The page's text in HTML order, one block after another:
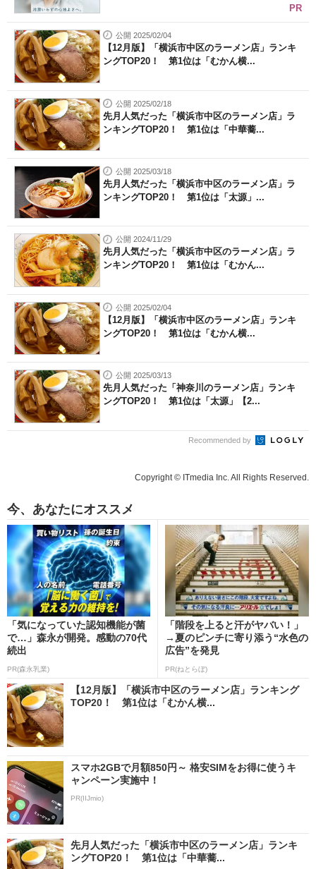
PR
公開 2025/02/04
【12月版】「横浜市中区のラーメン店」ランキ
ングTOP20！ 第1位は「むかん横...
公開 2025/02/18
先月人気だった「横浜市中区のラーメン店」ラ
ンキングTOP20！ 第1位は「中華蕎...
公開 2025/03/18
先月人気だった「横浜市中区のラーメン店」ラ
ンキングTOP20！ 第1位は「太源」...
公開 2024/11/29
先月人気だった「横浜市中区のラーメン店」ラ
ンキングTOP20！ 第1位は「むかん...
公開 2025/02/04
【12月版】「横浜市中区のラーメン店」ランキ
ングTOP20！ 第1位は「むかん横...
公開 2025/03/13
先月人気だった「神奈川のラーメン店」ランキ
ングTOP20！ 第1位は「太源」【2...
Recommended by
Copyright © ITmedia Inc. All Rights Reserved.
今、あなたにオススメ
「気になっていた認知機能が菌
で…」森永が開発。感動の70代
続出
PR(森永乳業)
「階段を上ると汗がヤバい！」
→夏のピンチに寄り添う“水色の
広告”を発見
PR(ねとらぼ)
【12月版】「横浜市中区のラーメン店」ランキング
TOP20！ 第1位は「むかん横...
スマホ2GBで月額850円～ 格安SIMをお得に使うキ
ャンペーン実施中！
PR(IIJmio)
先月人気だった「横浜市中区のラーメン店」ランキ
ングTOP20！ 第1位は「中華蕎...